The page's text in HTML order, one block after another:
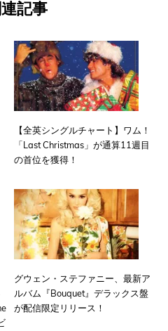
記事
【全英シングルチャート】ワム！
「Last Christmas」が通算11週目
の首位を獲得！
グウェン・ステファニー、最新ア
ルバム『Bouquet』デラックス盤
が配信限定リリース！